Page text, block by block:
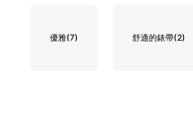
優雅(7) 舒適的錶帶(2)